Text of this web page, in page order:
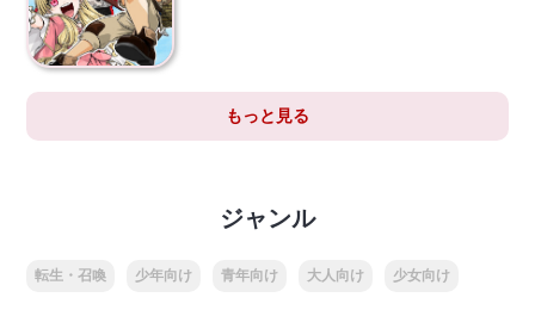
もっと見る
ジャンル
転生・召喚 少年向け 青年向け 大人向け 少女向け